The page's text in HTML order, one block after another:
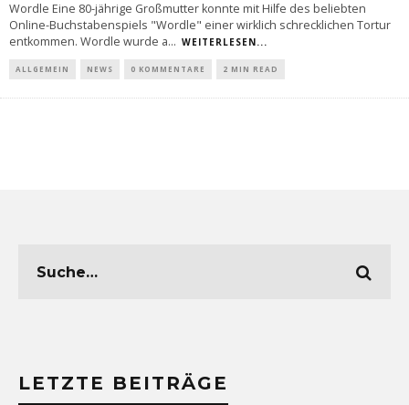
Wordle Eine 80-jährige Großmutter konnte mit Hilfe des beliebten
Online-Buchstabenspiels "Wordle" einer wirklich schrecklichen Tortur
entkommen. Wordle wurde a... WEITERLESEN...
ALLGEMEIN NEWS 0 KOMMENTARE 2 MIN READ
LETZTE BEITRÄGE